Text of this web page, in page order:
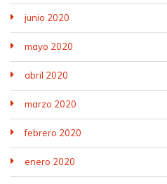
junio 2020
mayo 2020
abril 2020
marzo 2020
febrero 2020
enero 2020